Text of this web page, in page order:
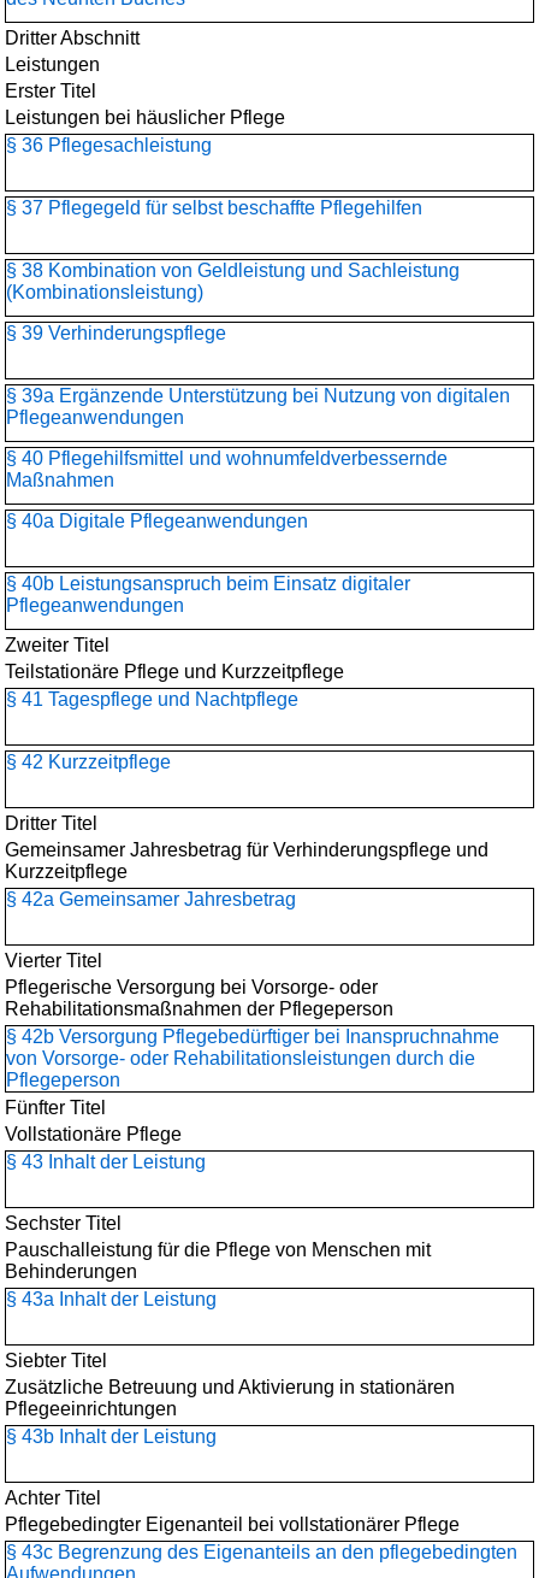
Dritter Abschnitt
Leistungen
Erster Titel
Leistungen bei häuslicher Pflege
§ 36 Pflegesachleistung
§ 37 Pflegegeld für selbst beschaffte Pflegehilfen
§ 38 Kombination von Geldleistung und Sachleistung
(Kombinationsleistung)
§ 39 Verhinderungspflege
§ 39a Ergänzende Unterstützung bei Nutzung von digitalen
Pflegeanwendungen
§ 40 Pflegehilfsmittel und wohnumfeldverbessernde
Maßnahmen
§ 40a Digitale Pflegeanwendungen
§ 40b Leistungsanspruch beim Einsatz digitaler
Pflegeanwendungen
Zweiter Titel
Teilstationäre Pflege und Kurzzeitpflege
§ 41 Tagespflege und Nachtpflege
§ 42 Kurzzeitpflege
Dritter Titel
Gemeinsamer Jahresbetrag für Verhinderungspflege und
Kurzzeitpflege
§ 42a Gemeinsamer Jahresbetrag
Vierter Titel
Pflegerische Versorgung bei Vorsorge- oder
Rehabilitationsmaßnahmen der Pflegeperson
§ 42b Versorgung Pflegebedürftiger bei Inanspruchnahme
von Vorsorge- oder Rehabilitationsleistungen durch die
Pflegeperson
Fünfter Titel
Vollstationäre Pflege
§ 43 Inhalt der Leistung
Sechster Titel
Pauschalleistung für die Pflege von Menschen mit
Behinderungen
§ 43a Inhalt der Leistung
Siebter Titel
Zusätzliche Betreuung und Aktivierung in stationären
Pflegeeinrichtungen
§ 43b Inhalt der Leistung
Achter Titel
Pflegebedingter Eigenanteil bei vollstationärer Pflege
§ 43c Begrenzung des Eigenanteils an den pflegebedingten
Aufwendungen